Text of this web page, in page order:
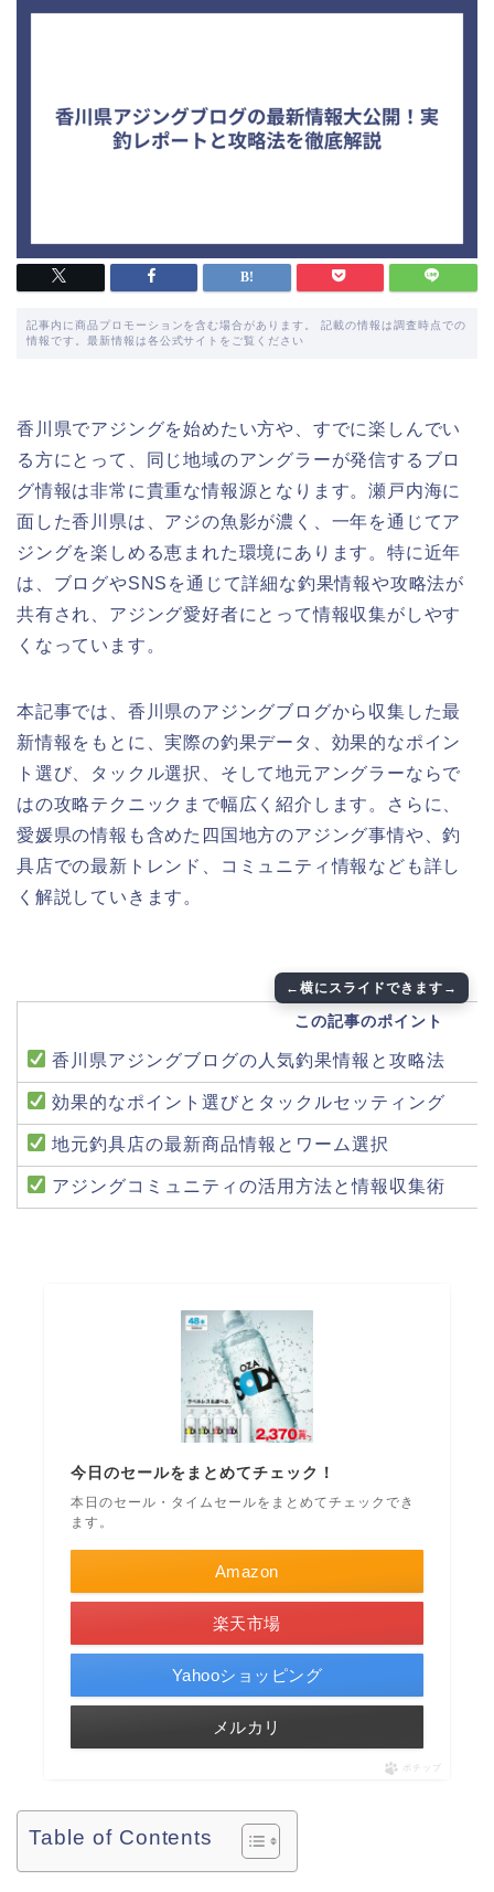
記事内に商品プロモーションを含む場合があります。 記載の情報は調査時点での
情報です。最新情報は各公式サイトをご覧ください
香川県でアジングを始めたい方や、すでに楽しんでい
る方にとって、同じ地域のアングラーが発信するブロ
グ情報は非常に貴重な情報源となります。瀬戸内海に
面した香川県は、アジの魚影が濃く、一年を通じてア
ジングを楽しめる恵まれた環境にあります。特に近年
は、ブログやSNSを通じて詳細な釣果情報や攻略法が
共有され、アジング愛好者にとって情報収集がしやす
くなっています。
本記事では、香川県のアジングブログから収集した最
新情報をもとに、実際の釣果データ、効果的なポイン
ト選び、タックル選択、そして地元アングラーならで
はの攻略テクニックまで幅広く紹介します。さらに、
愛媛県の情報も含めた四国地方のアジング事情や、釣
具店での最新トレンド、コミュニティ情報なども詳し
く解説していきます。
この記事のポイント
香川県アジングブログの人気釣果情報と攻略法
効果的なポイント選びとタックルセッティング
地元釣具店の最新商品情報とワーム選択
アジングコミュニティの活用方法と情報収集術
今日のセールをまとめてチェック！
本日のセール・タイムセールをまとめてチェックでき
ます。
Amazon
楽天市場
Yahooショッピング
メルカリ
ポチップ
Table of Contents